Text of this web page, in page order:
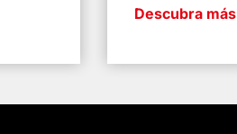
Descubra más